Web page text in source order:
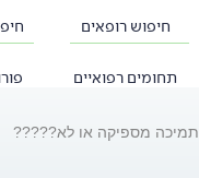
חיפוש רופאים
תחומים רפואיים
תמיכה מספיקה או לא?????